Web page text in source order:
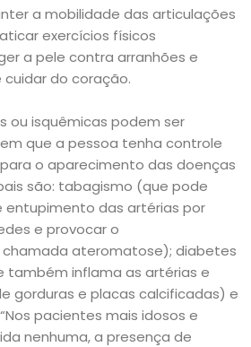
a mobilidade das articulações
exercícios físicos
a pele contra arranhões e
do coração.
ou isquêmicas podem ser
que a pessoa tenha controle
o aparecimento das doenças
são: tabagismo (que pode
entupimento das artérias por
e provocar o
ateromatose); diabetes
também inflama as artérias e
gorduras e placas calcificadas) e
pacientes mais idosos e
nenhuma, a presença de